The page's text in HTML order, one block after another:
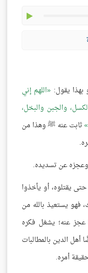
يقول: اللهم إني
والجبن والبخل،
ثابت عنه ﷺ وهذا من
وعجزه عن تسديده.
يقتلوه، أو يأخذوا
فهو يستعيذ بالله من
عجز عنه؛ يشغل فكره
أهل الدين بالمطالبات
أمره.